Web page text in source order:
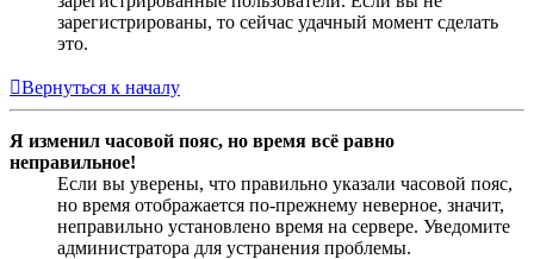
зарегистрированы, то сейчас удачный момент сделать
это.
Вернуться к началу
Я изменил часовой пояс, но время всё равно
неправильное!
Если вы уверены, что правильно указали часовой пояс,
но время отображается по-прежнему неверное, значит,
неправильно установлено время на сервере. Уведомите
администратора для устранения проблемы.